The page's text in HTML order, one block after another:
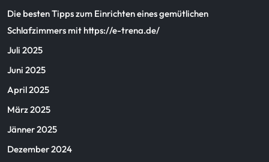
Die besten Tipps zum Einrichten eines gemütlichen
Schlafzimmers mit https://e-trena.de/
Juli 2025
Juni 2025
April 2025
März 2025
Jänner 2025
Dezember 2024